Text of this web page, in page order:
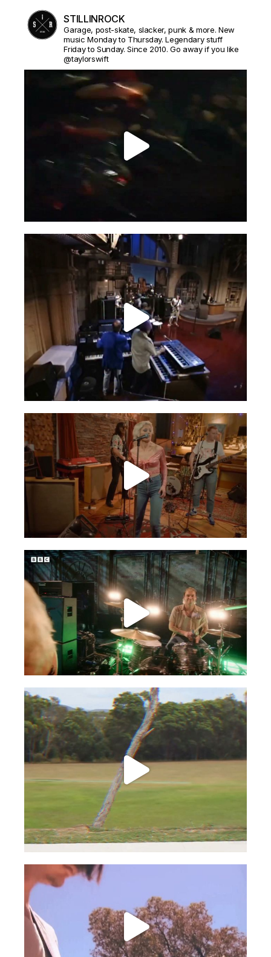
STILLINROCK
Garage, post-skate, slacker, punk & more. New
music Monday to Thursday. Legendary stuff
Friday to Sunday. Since 2010. Go away if you like
@taylorswift